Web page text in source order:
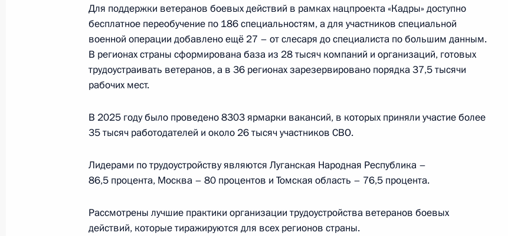
Меняйло
11 февраля 2026 года, 13:50
До 2029 года продлён эксперимент по расширению доступности
29 декабря 2025 года, 12:50
Расширен перечень заказчиков целевого обучения
Для поддержки ветеранов боевых действий в рамках нацпроекта «Кадры» доступно
бесплатное переобучение по 186 специальностям, а для участников специальной
военной операции добавлено ещё 27 – от слесаря до специалиста по большим данным.
В регионах страны сформирована база из 28 тысяч компаний и организаций, готовых
трудоустраивать ветеранов, а в 36 регионах зарезервировано порядка 37,5 тысячи
рабочих мест.
В 2025 году было проведено 8303 ярмарки вакансий, в которых приняли участие более
35 тысяч работодателей и около 26 тысяч участников СВО.
Лидерами по трудоустройству являются Луганская Народная Республика –
86,5 процента, Москва – 80 процентов и Томская область – 76,5 процента.
Рассмотрены лучшие практики организации трудоустройства ветеранов боевых
действий, которые тиражируются для всех регионов страны.